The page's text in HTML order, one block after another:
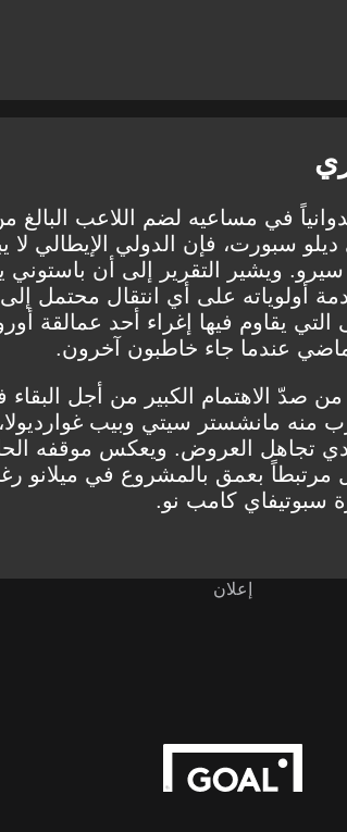
في مساعيه لضم اللاعب البالغ
ديلو سبورت، فإن الدولي الإيطالي
ويشير التقرير إلى أن باستوني
أولوياته على أي انتقال محتمل إلى
يقاوم فيها إغراء أحد عمالقة
عندما جاء خاطبون آخرون.
صدّ الاهتمام الكبير من أجل البقاء
منه مانشستر سيتي وبيب
تجاهل العروض. ويعكس موقفه
مرتبطاً بعمق بالمشروع في ميلانو
سبوتيفاي كامب نو.
إعلان